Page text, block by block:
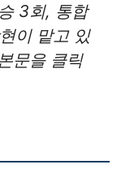
3회, 통합
이 맡고 있
문을 클릭